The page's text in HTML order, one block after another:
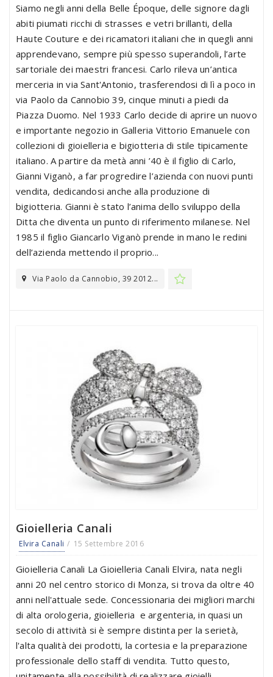
Siamo negli anni della Belle Époque, delle signore dagli
abiti piumati ricchi di strasses e vetri brillanti, della
Haute Couture e dei ricamatori italiani che in quegli anni
apprendevano, sempre più spesso superandoli, l’arte
sartoriale dei maestri francesi. Carlo rileva un’antica
merceria in via Sant'Antonio, trasferendosi di lì a poco in
via Paolo da Cannobio 39, cinque minuti a piedi da
Piazza Duomo. Nel 1933 Carlo decide di aprire un nuovo
e importante negozio in Galleria Vittorio Emanuele con
collezioni di gioielleria e bigiotteria di stile tipicamente
italiano. A partire da metà anni ’40 è il figlio di Carlo,
Gianni Viganò, a far progredire l’azienda con nuovi punti
vendita, dedicandosi anche alla produzione di
bigiotteria. Gianni è stato l’anima dello sviluppo della
Ditta che diventa un punto di riferimento milanese. Nel
1985 il figlio Giancarlo Viganò prende in mano le redini
dell’azienda mettendo il proprio...
Via Paolo da Cannobio, 39 2012...
Gioielleria Canali
Elvira Canali 15 Settembre 2016
Gioielleria Canali La Gioielleria Canali Elvira, nata negli
anni 20 nel centro storico di Monza, si trova da oltre 40
anni nell'attuale sede. Concessionaria dei migliori marchi
di alta orologeria, gioielleria e argenteria, in quasi un
secolo di attività si è sempre distinta per la serietà,
l'alta qualità dei prodotti, la cortesia e la preparazione
professionale dello staff di vendita. Tutto questo,